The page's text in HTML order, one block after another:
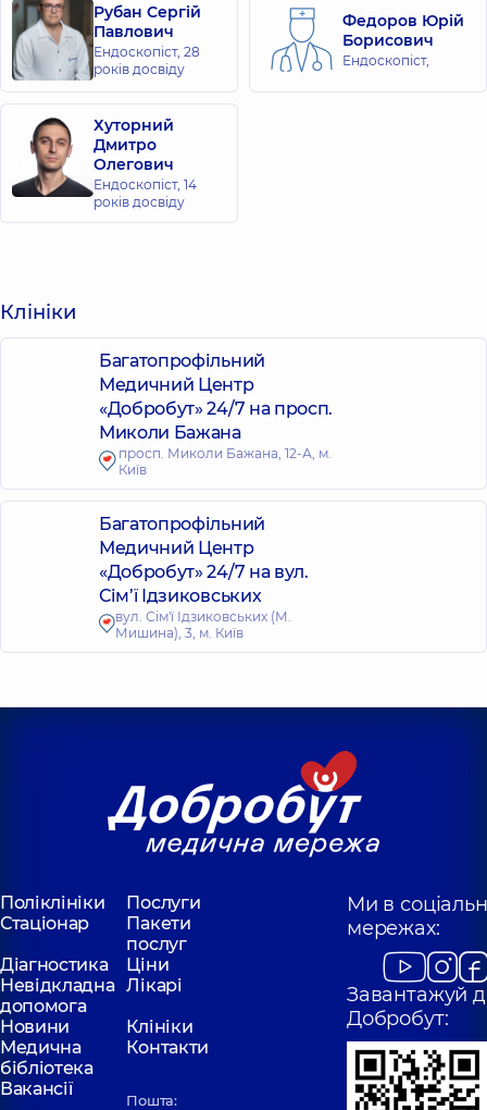
Рубан Сергій
Павлович
Ендоскопіст, 28
років досвіду
Федоров Юрій
Борисович
Ендоскопіст,
Хуторний
Дмитро
Олегович
Ендоскопіст, 14
років досвіду
Клініки
Багатопрофільний
Медичний Центр
«Добробут» 24/7 на просп.
Миколи Бажана
просп. Миколи Бажана, 12-А, м.
Київ
Багатопрофільний
Медичний Центр
«Добробут» 24/7 на вул.
Сім’ї Ідзиковських
вул. Сім'ї Ідзиковських (М.
Мишина), 3, м. Київ
Поліклініки
Послуги
Стаціонар
Пакети
послуг
Діагностика
Ціни
Невідкладна
допомога
Лікарі
Новини
Клініки
Медична
бібліотека
Контакти
Вакансії
Пошта:
Ми в
мережах:
Завантажуй
Добробут: